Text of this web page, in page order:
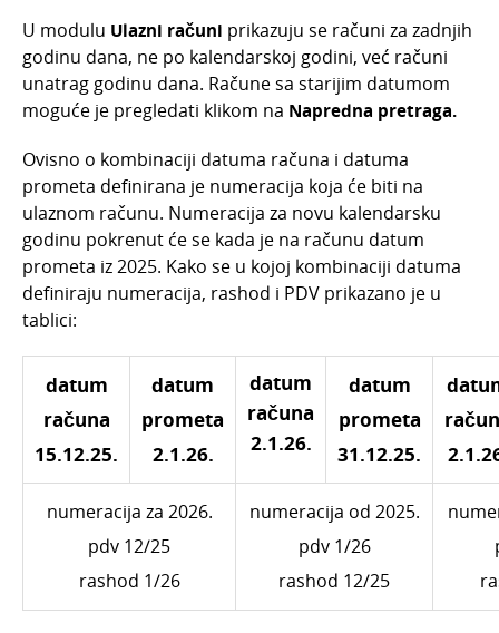
U modulu Ulazni računi prikazuju se računi za zadnjih
godinu dana, ne po kalendarskoj godini, već računi
unatrag godinu dana. Račune sa starijim datumom
moguće je pregledati klikom na Napredna pretraga.
Ovisno o kombinaciji datuma računa i datuma
prometa definirana je numeracija koja će biti na
ulaznom računu. Numeracija za novu kalendarsku
godinu pokrenut će se kada je na računu datum
prometa iz 2025. Kako se u kojoj kombinaciji datuma
definiraju numeracija, rashod i PDV prikazano je u
tablici:
datum
računa
15.12.25.
datum
prometa
2.1.26.
datum
računa
2.1.26.
datum
prometa
31.12.25.
numeracija za 2026.
pdv 12/25
rashod 1/26
numeracija od 2025.
pdv 1/26
rashod 12/25